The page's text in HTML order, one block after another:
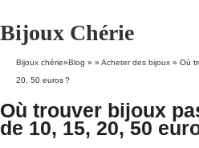
Bijoux Chérie
Bijoux chérie»Blog » » Acheter des bijoux » Où
20, 50 euros ?
Où trouver bijoux
de 10, 15, 20, 50